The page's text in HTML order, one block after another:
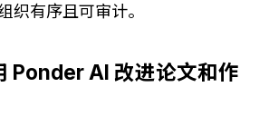
织有序且可审计。
Ponder AI 改进论文和作